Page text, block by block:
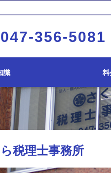
047-356-5081
識 料
税理士事務所